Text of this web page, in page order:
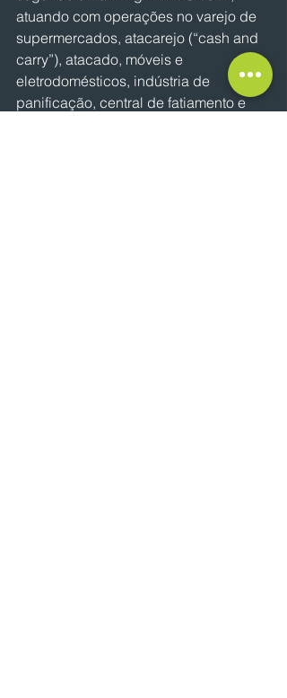
atuando com operações no varejo de
supermercados, atacarejo (“cash and
carry”), atacado, móveis e
eletrodomésticos, indústria de
panificação, central de fatiamento e